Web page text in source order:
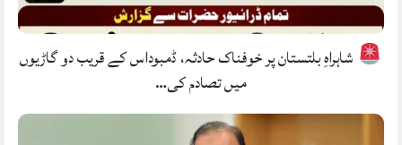
شاہراہِ بلتستان پر خوفناک حادثہ، ڈمبوداس کے قریب دو گاڑیوں
میں تصادم کی…